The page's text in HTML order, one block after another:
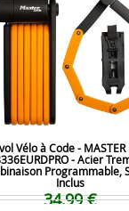
Vélo à Code - MASTER
- Acier
Programmable,
Inclus
34,99 €